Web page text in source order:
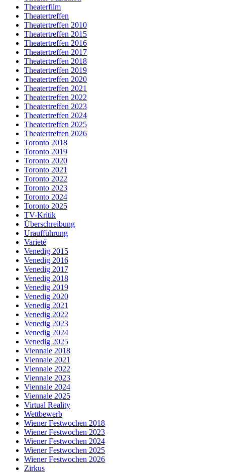
Theaterfilm
Theatertreffen
Theatertreffen 2010
Theatertreffen 2015
Theatertreffen 2016
Theatertreffen 2017
Theatertreffen 2018
Theatertreffen 2019
Theatertreffen 2020
Theatertreffen 2021
Theatertreffen 2022
Theatertreffen 2023
Theatertreffen 2024
Theatertreffen 2025
Theatertreffen 2026
Toronto 2018
Toronto 2019
Toronto 2020
Toronto 2021
Toronto 2022
Toronto 2023
Toronto 2024
Toronto 2025
TV-Kritik
Überschreibung
Uraufführung
Varieté
Venedig 2015
Venedig 2016
Venedig 2017
Venedig 2018
Venedig 2019
Venedig 2020
Venedig 2021
Venedig 2022
Venedig 2023
Venedig 2024
Venedig 2025
Viennale 2018
Viennale 2021
Viennale 2022
Viennale 2023
Viennale 2024
Viennale 2025
Virtual Reality
Wettbewerb
Wiener Festwochen 2018
Wiener Festwochen 2023
Wiener Festwochen 2024
Wiener Festwochen 2025
Wiener Festwochen 2026
Zirkus